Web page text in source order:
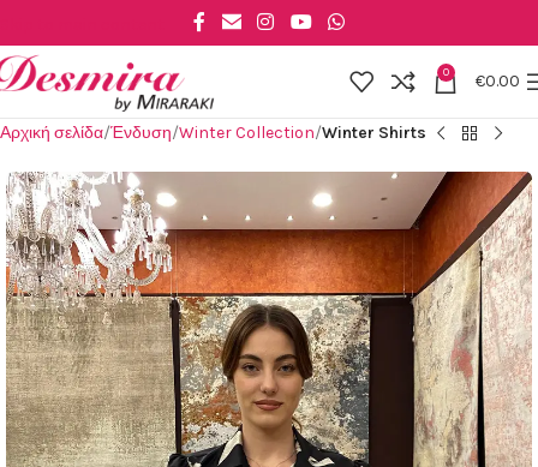
0 €0.00
Αρχική σελίδα Ένδυση Winter Collection Winter Shirts